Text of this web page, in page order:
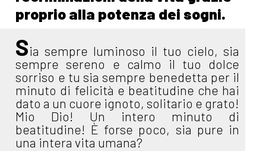
proprio alla potenza dei sogni.
Sia sempre luminoso il tuo cielo, sia
sempre sereno e calmo il tuo dolce
sorriso e tu sia sempre benedetta per il
minuto di felicità e beatitudine che hai
dato a un cuore ignoto, solitario e grato!
Mio Dio! Un intero minuto di
beatitudine! È forse poco, sia pure in
una intera vita umana?